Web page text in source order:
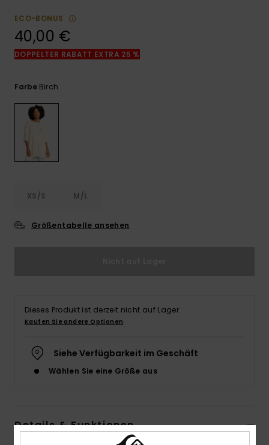
ECO-BONUS
40,00 €
DOPPELTER RABATT EXTRA 25 %
Farbe Birch
XS/S M/L
Größentabelle ansehen
Dieses Produkt ist derzeit nicht auf Lager.
Kaufen Sie andere Optionen
Siehe Verfügbarkeit im Geschäft
Wählen Sie eine Größe aus
Details & Funktionen